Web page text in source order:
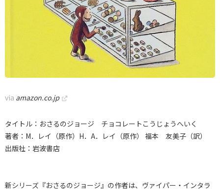
via amazon.co.jp
タイトル：おさるのジョージ チョコレートこうじょうへいく
著者：M．レイ（原作）H．A．レイ（原作） 福本 友美子（訳）
出版社：岩波書店
新シリーズ『おさるのジョージ』の作者は、ヴァイパー・インタラ